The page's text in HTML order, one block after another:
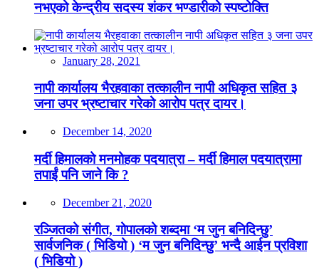
नभएको केन्द्रीय सदस्य शंकर भण्डारीको स्पष्टोक्ति
January 28, 2021
नापी कार्यालय भैरहवाका तत्कालीन नापी अधिकृत सहित ३
जना उपर भ्रष्टाचार गरेको आरोप पत्र दायर।
December 14, 2020
मर्दी हिमालको मनमोहक पदयात्रा – मर्दी हिमाल पदयात्रामा
तपाईं पनि जाने कि ?
December 21, 2020
रञ्जितको संगीत, गोपालको शब्दमा ‘म जुन बनिदिन्छु’
सार्वजनिक ( भिडियो ) ‘म जुन बनिदिन्छु’ भन्दै आईन प्रविशा
( भिडियो )